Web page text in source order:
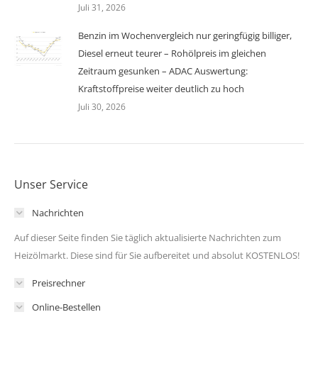
Juli 31, 2026
Benzin im Wochenvergleich nur geringfügig billiger,
Diesel erneut teurer – Rohölpreis im gleichen
Zeitraum gesunken – ADAC Auswertung:
Kraftstoffpreise weiter deutlich zu hoch
Juli 30, 2026
Unser Service
Nachrichten
Auf dieser Seite finden Sie täglich aktualisierte Nachrichten zum
Heizölmarkt. Diese sind für Sie aufbereitet und absolut KOSTENLOS!
Preisrechner
Online-Bestellen